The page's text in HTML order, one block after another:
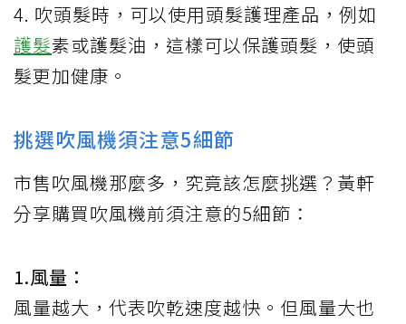
4. 吹頭髮時，可以使用頭髮護理產品，例如
護髮素或護髮油，這樣可以保護頭髮，使頭
髮更加健康。
挑選吹風機須注意5細節
市售吹風機那麼多，究竟該怎麼挑選？黃軒
分享購買吹風機前須注意的5細節：
1.風量：
風量越大，代表吹乾速度越快。但風量大也